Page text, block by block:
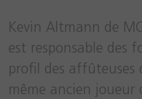
Kevin Altmann de
est responsable des
profil des affûteuses
même ancien joueur